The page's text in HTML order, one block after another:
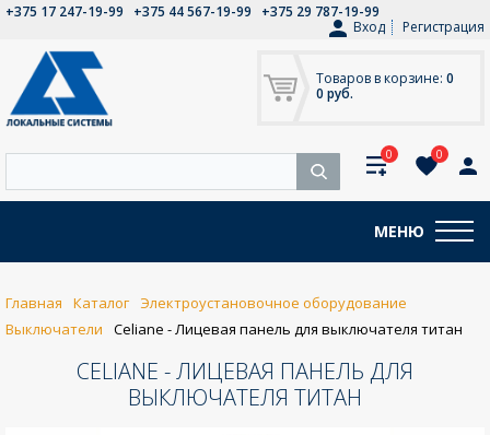
+375 17 247-19-99 +375 44 567-19-99
+375 29 787-19-99
Вход
Регистрация
Товаров в корзине: 0
0 руб.
0 0
МЕНЮ
Главная Каталог
Электроустановочное оборудование
Выключатели
Celiane - Лицевая панель для выключателя титан
CELIANE - ЛИЦЕВАЯ ПАНЕЛЬ ДЛЯ
ВЫКЛЮЧАТЕЛЯ ТИТАН